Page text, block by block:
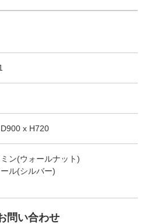
x H720
ン(ウォールナット)
ル(シルバー)
問い合わせ